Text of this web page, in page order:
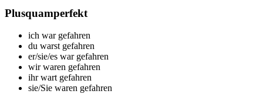
Plusquamperfekt
ich war gefahren
du warst gefahren
er/sie/es war gefahren
wirwaren gefahren
ihrwart gefahren
sie/Sie waren gefahren